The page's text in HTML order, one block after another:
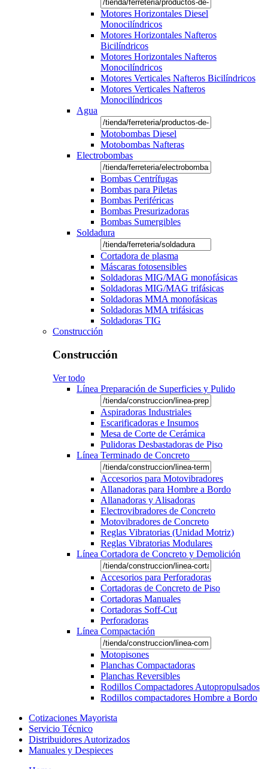
Motores Horizontales Diesel
Monocilíndricos
Motores Horizontales Nafteros
Bicilíndricos
Motores Horizontales Nafteros
Monocilíndricos
Motores Verticales Nafteros Bicilíndricos
Motores Verticales Nafteros
Monocilíndricos
Agua
Motobombas Diesel
Motobombas Nafteras
Electrobombas
Bombas Centrífugas
Bombas para Piletas
Bombas Periféricas
Bombas Presurizadoras
Bombas Sumergibles
Soldadura
Cortadora de plasma
Máscaras fotosensibles
Soldadoras MIG/MAG monofásicas
Soldadoras MIG/MAG trifásicas
Soldadoras MMA monofásicas
Soldadoras MMA trifásicas
Soldadoras TIG
Construcción
Construcción
Ver todo
Línea Preparación de Superficies y Pulido
Aspiradoras Industriales
Escarificadoras e Insumos
Mesa de Corte de Cerámica
Pulidoras Desbastadoras de Piso
Línea Terminado de Concreto
Accesorios para Motovibradores
Allanadoras para Hombre a Bordo
Allanadoras y Alisadoras
Electrovibradores de Concreto
Motovibradores de Concreto
Reglas Vibratorias (Unidad Motriz)
Reglas Vibratorias Modulares
Línea Cortadora de Concreto y Demolición
Accesorios para Perforadoras
Cortadoras de Concreto de Piso
Cortadoras Manuales
Cortadoras Soff-Cut
Perforadoras
Línea Compactación
Motopisones
Planchas Compactadoras
Planchas Reversibles
Rodillos Compactadores Autopropulsados
Rodillos compactadores Hombre a Bordo
Cotizaciones Mayorista
Servicio Técnico
Distribuidores Autorizados
Manuales y Despieces